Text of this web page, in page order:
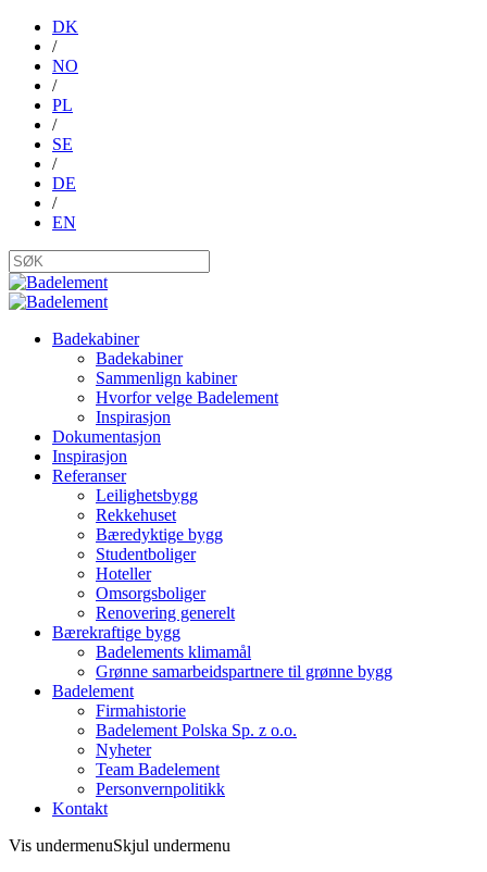
DK
/
NO
/
PL
/
SE
/
DE
/
EN
Badekabiner
Badekabiner
Sammenlign kabiner
Hvorfor velge Badelement
Inspirasjon
Dokumentasjon
Inspirasjon
Referanser
Leilighetsbygg
Rekkehuset
Bæredyktige bygg
Studentboliger
Hoteller
Omsorgsboliger
Renovering generelt
Bærekraftige bygg
Badelements klimamål
Grønne samarbeidspartnere til grønne bygg
Badelement
Firmahistorie
Badelement Polska Sp. z o.o.
Nyheter
Team Badelement
Personvernpolitikk
Kontakt
Vis undermenuSkjul undermenu